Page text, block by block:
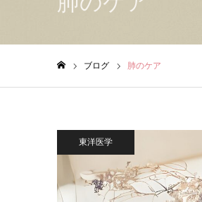
ブログ 肺のケア
東洋医学